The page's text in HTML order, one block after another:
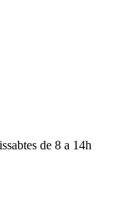
de 8 a 14h